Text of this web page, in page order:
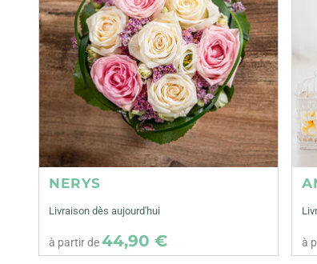
NERYS
Livraison dès aujourd'hui
à partir de44,90 € à